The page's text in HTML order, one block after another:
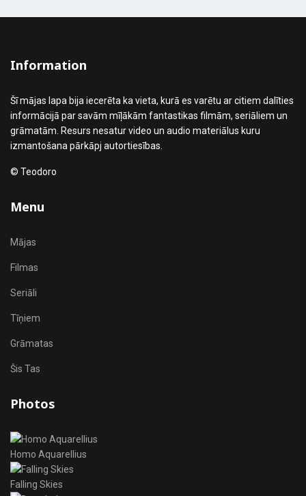
Information
Šī mājas lapa bija iecerēta ka vieta, kurā es varētu ar citiem dalīties
informācijā par savām mīļākām fantastikas filmām, seriāliem un
grāmatām. Resurs nesatur video un audio materiālus kuru
izmantošana pārkāpj autortiesības.
© Teodoro
Menu
Mājas
Filmas
Seriāli
Tīņiem
Grāmatas
Šis Tas
Photos
Homo Aquarellius
Falling Skies